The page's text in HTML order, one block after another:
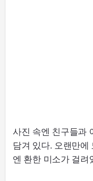
사진 속엔 친구들과
담겨 있다. 오랜만에
엔 환한 미소가 걸려